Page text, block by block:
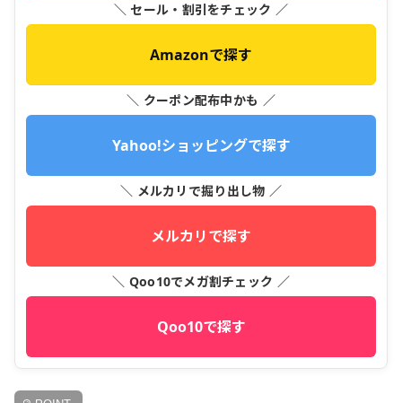
＼ セール・割引をチェック ／
Amazonで探す
＼ クーポン配布中かも ／
Yahoo!ショッピングで探す
＼ メルカリで掘り出し物 ／
メルカリで探す
＼ Qoo10でメガ割チェック ／
Qoo10で探す